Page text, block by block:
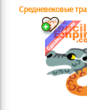
Средневековые